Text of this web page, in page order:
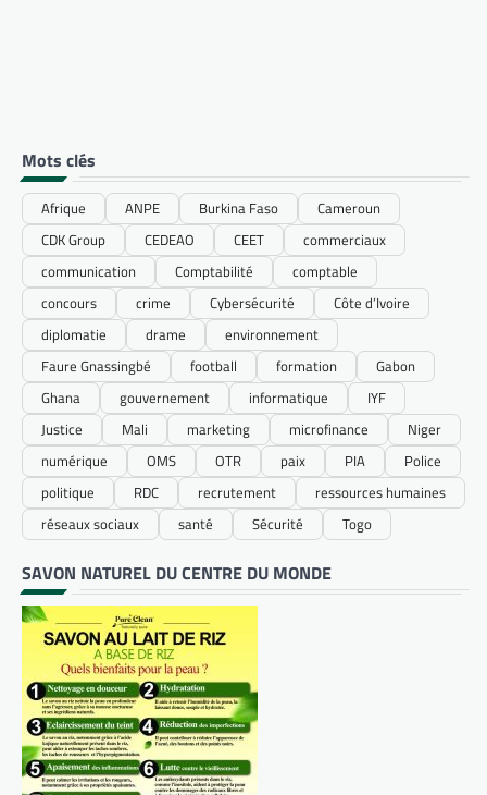
Mots clés
Afrique ANPE Burkina Faso
Cameroun
CDK Group
CEDEAO CEET
commerciaux
communication
Comptabilité
comptable
concours
crime Cybersécurité
Côte d’Ivoire
diplomatie
drame
environnement
Faure Gnassingbé
football formation
Gabon
Ghana
gouvernement informatique
IYF
Justice
Mali marketing microfinance
Niger
numérique
OMS OTR paix PIA
Police
politique
RDC recrutement
ressources humaines
réseaux sociaux
santé Sécurité Togo
SAVON NATUREL DU CENTRE DU MONDE